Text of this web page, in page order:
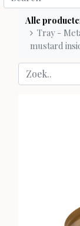
Alle
Tray -
mustard